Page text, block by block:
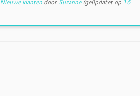
Nieuwe klanten doorSuzanne(geüpdatet op 16